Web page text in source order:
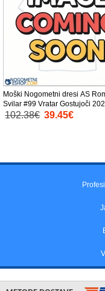
Moški Nogometni dresi AS
Svilar #99 Vratar Gostujoči
Dolgi Rokav
102.38€ 39.45€